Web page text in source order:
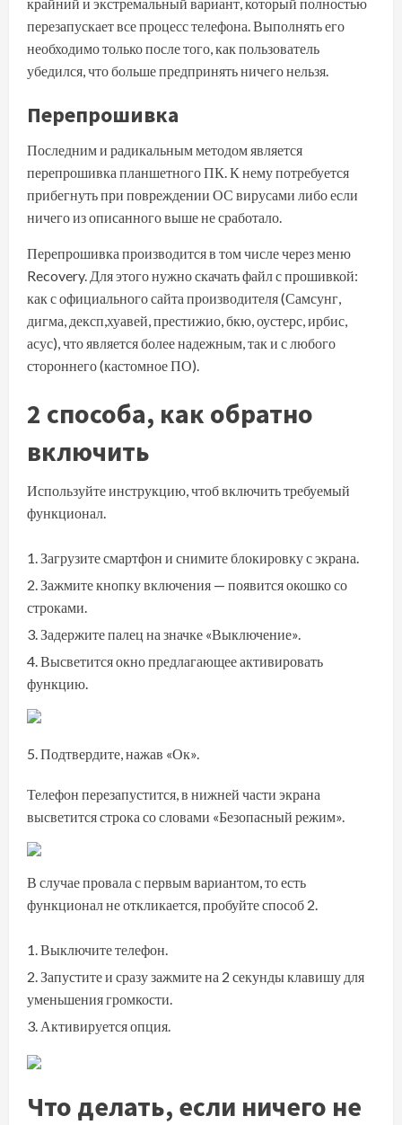
перезапускает все процесс телефона. Выполнять его
необходимо только после того, как пользователь
убедился, что больше предпринять ничего нельзя.
Перепрошивка
Последним и радикальным методом является
перепрошивка планшетного ПК. К нему потребуется
прибегнуть при повреждении ОС вирусами либо если
ничего из описанного выше не сработало.
Перепрошивка производится в том числе через меню
Recovery. Для этого нужно скачать файл с прошивкой:
как с официального сайта производителя (Самсунг,
дигма, дексп,хуавей, престижио, бкю, оустерс, ирбис,
асус), что является более надежным, так и с любого
стороннего (кастомное ПО).
2 способа, как обратно
включить
Используйте инструкцию, чтоб включить требуемый
функционал.
Загрузите смартфон и снимите блокировку с экрана.
Зажмите кнопку включения — появится окошко со
строками.
Задержите палец на значке «Выключение».
Высветится окно предлагающее активировать
функцию.
Подтвердите, нажав «Ок».
Телефон перезапустится, в нижней части экрана
высветится строка со словами «Безопасный режим».
В случае провала с первым вариантом, то есть
функционал не откликается, пробуйте способ 2.
Выключите телефон.
Запустите и сразу зажмите на 2 секунды клавишу для
уменьшения громкости.
Активируется опция.
Что делать, если ничего не